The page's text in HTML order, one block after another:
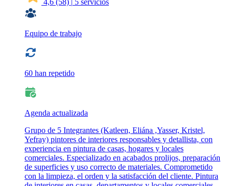
Equipo de trabajo
60 han repetido
Agenda actualizada
Grupo de 5 Integrantes (Katleen, Eliána ,Yasser, Kristel,
Yefray) pintores de interiores responsables y detallista, con
experiencia en pintura de casas, hogares y locales
comerciales. Especializado en acabados prolijos, preparación
de superficies y uso correcto de materiales. Comprometido
con la limpieza, el orden y la satisfacción del cliente. Pintura